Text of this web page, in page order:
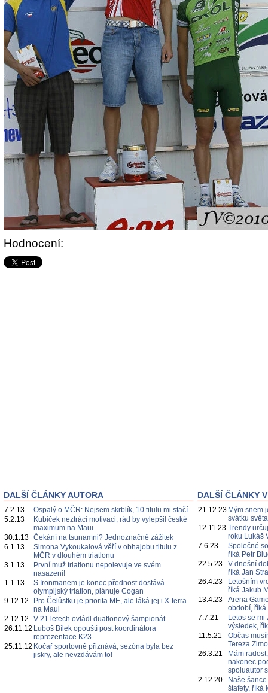
Hodnocení:
DALŠÍ ČLÁNKY AUTORA
7.2.13
Ospalý o MČR: Nejsem skrblík, 10 titulů mi stačí.
5.2.13
Kubíček neztrácí motivaci, rád by vylepšil české
maximum na Maui
30.1.13 Čekání na tsunamni? Jednoznačně zážitek
6.1.13
Simona Vykoukalová věří v obhajobu titulu z
MČR v dlouhém triatlonu
3.1.13
První muž triatlonu nepolevuje ve svém
nasazení!
1.1.13
S Ironmanem je konec přednost dostává
olympijský triatlon, plánuje Cogan
9.12.12
Pro Čelůstku je priorita ME, ale láká jej i X-terra
na Maui
2.12.12
V 21 letech ovládl duatlonový šampionát
26.11.12 Luboš Bílek opouští post koordinátora
reprezentace K23
25.11.12 Kočař sportovně přiznává, sezóna byla bez
jiskry, ale nevzdávám to!
DALŠÍ ČLÁNKY
21.12.23 Mým snem
svátku
12.11.23 Trendy
roku Lukáš
7.6.23
Společné
říká Petr
22.5.23
V dnešní
říká Jan
26.4.23
Letošním
říká Jakub
13.4.23
Arena
období,
7.7.21
Letos se
výsledek,
11.5.21
Občas
Tereza
26.3.21
Mám
nakonec
spoluautor
2.12.20
Naše
štafety, říká